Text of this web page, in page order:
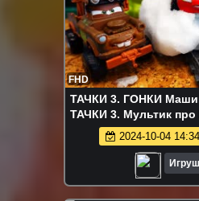
FHD
ТАЧКИ 3. ГОНКИ
ТАЧКИ 3. Мультик
2017 ГОНКИ
2024-10-04 14:34